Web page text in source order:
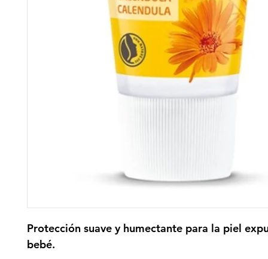
Protección suave y humectante para la piel
bebé.